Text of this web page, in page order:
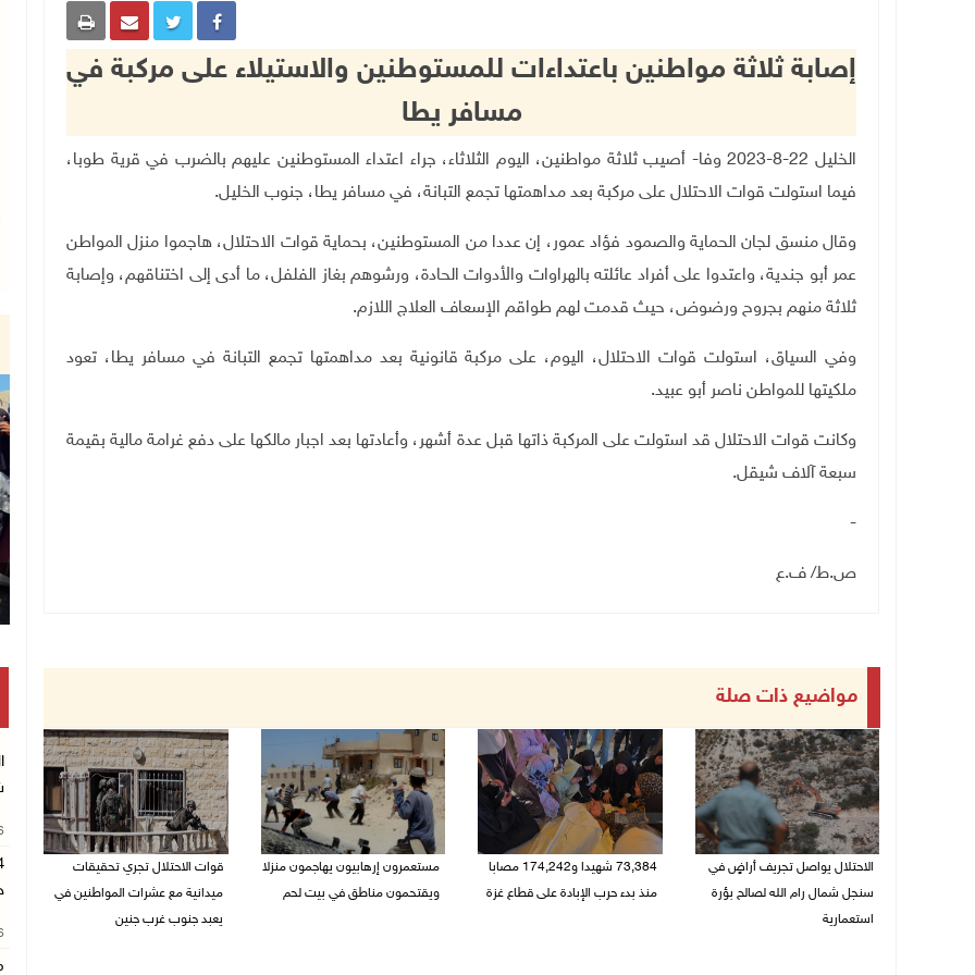
إصابة ثلاثة مواطنين باعتداءات للمستوطنين والاستيلاء على مركبة في
مسافر يطا
الخليل 22-8-2023 وفا- أصيب ثلاثة مواطنين، اليوم الثلاثاء، جراء اعتداء المستوطنين عليهم بالضرب في قرية طوبا،
فيما استولت قوات الاحتلال على مركبة بعد مداهمتها تجمع التبانة، في مسافر يطا، جنوب الخليل.
وقال منسق لجان الحماية والصمود فؤاد عمور، إن عددا من المستوطنين، بحماية قوات الاحتلال، هاجموا منزل المواطن
عمر أبو جندية، واعتدوا على أفراد عائلته بالهراوات والأدوات الحادة، ورشوهم بغاز الفلفل، ما أدى إلى اختناقهم، وإصابة
ثلاثة منهم بجروح ورضوض، حيث قدمت لهم طواقم الإسعاف العلاج اللازم.
وفي السياق، استولت قوات الاحتلال، اليوم، على مركبة قانونية بعد مداهمتها تجمع التبانة في مسافر يطا، تعود
ملكيتها للمواطن ناصر أبو عبيد.
وكانت قوات الاحتلال قد استولت على المركبة ذاتها قبل عدة أشهر، وأعادتها بعد اجبار مالكها على دفع غرامة مالية بقيمة
سبعة آلاف شيقل.
-
ص.ط/ ف.ع
مواضيع ذات صلة
الاحتلال يواصل تجريف أراضٍ في
سنجل شمال رام الله لصالح بؤرة
استعمارية
73,384 شهيدا و174,242 مصابا
منذ بدء حرب الإبادة على قطاع غزة
مستعمرون إرهابيون يهاجمون منزلا
ويقتحمون مناطق في بيت لحم
قوات الاحتلال تجري تحقيقات
ميدانية مع عشرات المواطنين في
يعبد جنوب غرب جنين